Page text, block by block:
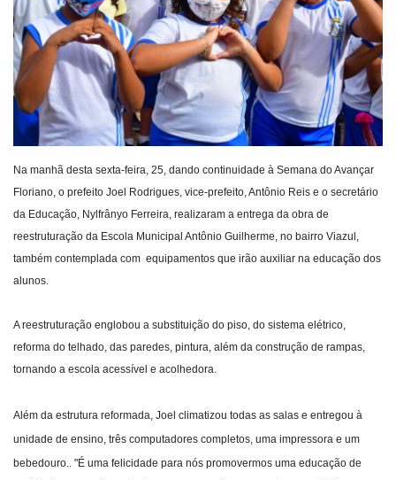
Na manhã desta sexta-feira, 25, dando continuidade à Semana do Avançar
Floriano, o prefeito Joel Rodrigues, vice-prefeito, Antônio Reis e o secretário
da Educação, Nylfrânyo Ferreira, realizaram a entrega da obra de
reestruturação da Escola Municipal Antônio Guilherme, no bairro Viazul,
também contemplada com equipamentos que irão auxiliar na educação dos
alunos.
A reestruturação englobou a substituição do piso, do sistema elétrico,
reforma do telhado, das paredes, pintura, além da construção de rampas,
tornando a escola acessível e acolhedora.
Além da estrutura reformada, Joel climatizou todas as salas e entregou à
unidade de ensino, três computadores completos, uma impressora e um
bebedouro.. "É uma felicidade para nós promovermos uma educação de